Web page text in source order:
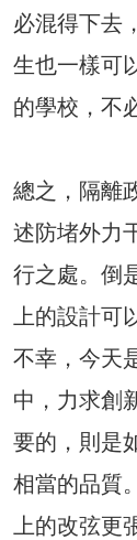
必混得下去
生也一樣可
的學校，不
總之，隔離
述防堵外力
行之處。倒
上的設計可
不幸，今天
中，力求創
要的，則是
相當的品質
上的改弦更